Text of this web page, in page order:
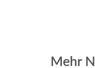
Mehr